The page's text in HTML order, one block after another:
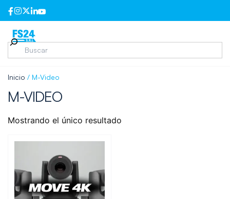
Inicio / M-Video
M-VIDEO
Mostrando el único resultado